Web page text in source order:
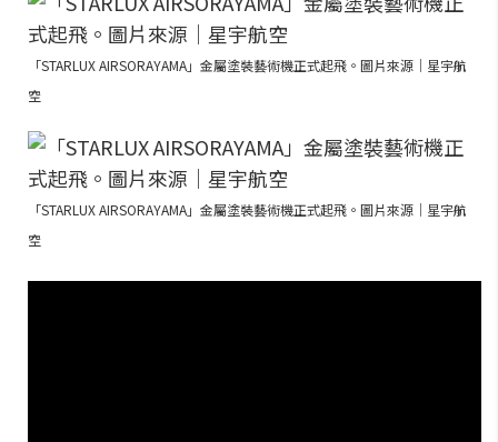
「STARLUX AIRSORAYAMA」金屬塗裝藝術機正式起飛。圖片來源｜星宇航
空
「STARLUX AIRSORAYAMA」金屬塗裝藝術機正式起飛。圖片來源｜星宇航
空